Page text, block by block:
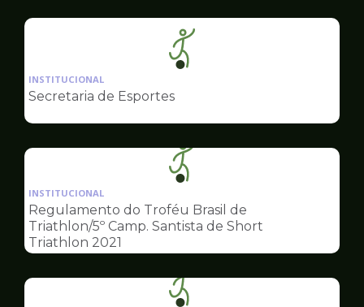
Ilustração
da
Esportes
INSTITUCIONAL
Secretaria de Esportes
Ilustração
da
pagina
de
INSTITUCIONAL
Regulamento do Troféu Brasil de
Triathlon/5º Camp. Santista de Short
Triathlon 2021
Ilustração